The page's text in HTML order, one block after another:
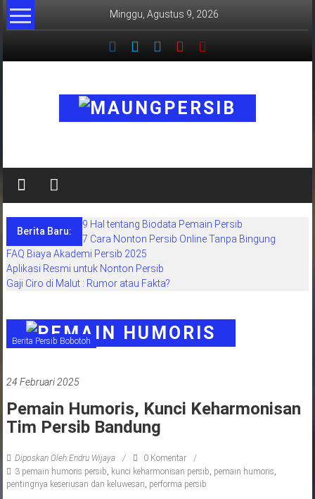
Lompat
ke
Minggu, Agustus 9, 2026
Maung
Persib
situs
berita
khusus
sepakbola
jawa
barat
Berita Baru:
9 Hal tentang Biodata Pemain Persib
7 Cara Nonton Persib Online Tanpa Bingung
FAQ Biaya Akademi Persib 2025
Aplikasi Resmi untuk Nonton Persib
Gaji Ciro di Malut : Rumor atau Fakta?
Berita Persib Bobotoh
24 Februari 2025
Pemain Humoris, Kunci Keharmonisan
Tim Persib Bandung
Diposkan Oleh:Endru Wijaya
0 Komentar
3 pemain humoris persib, kunci keharmonisan persib, pemain humoris,
pentingnya keseriusan dan keluwesan, performa persib